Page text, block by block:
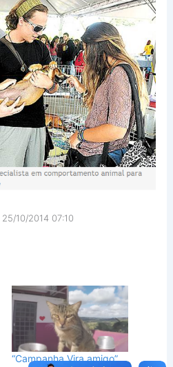
25/10/2014 07:10
“Campanha Vira amigo”